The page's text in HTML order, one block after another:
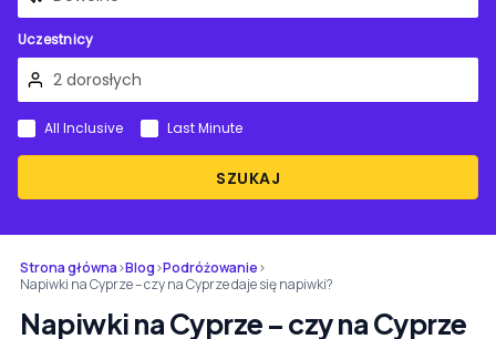
Uczestnicy
SZUKAJ
All Inclusive Last Minute
Strona główna›Blog›Podróżowanie›
Napiwki na Cyprze – czy na Cyprze daje się napiwki?
Napiwki na Cyprze – czy na Cyprze